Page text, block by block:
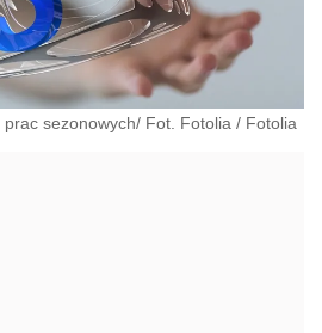
sezonowych/ Fot. Fotolia / Fotolia